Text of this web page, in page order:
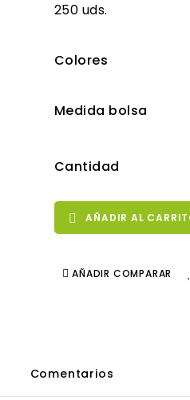
250 uds.
Colores
Medida bolsa
Cantidad
 AÑADIR AL
AÑADIR COMPARAR
Comentarios